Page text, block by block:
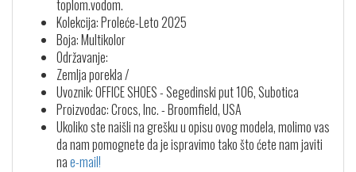
toplom.vodom.
Kolekcija: Proleće-Leto 2025
Boja: Multikolor
Održavanje:
Zemlja porekla /
Uvoznik: OFFICE SHOES - Segedinski put 106, Subotica
Proizvodac: Crocs, Inc. - Broomfield, USA
Ukoliko ste naišli na grešku u opisu ovog modela, molimo vas
da nam pomognete da je ispravimo tako što ćete nam javiti
nae-mail!